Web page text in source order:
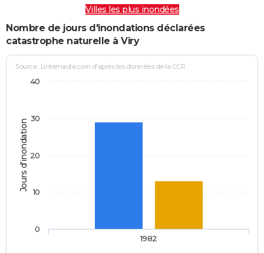
Villes les plus inondées
Nombre de jours d'inondations déclarées
catastrophe naturelle à Viry
Jours d'inondation
Source : Linternaute.com d'après les données de la CCR
1982
0
10
20
30
40